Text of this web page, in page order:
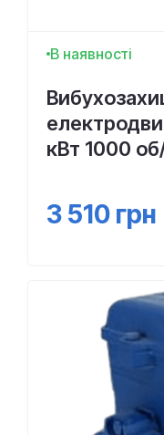
В наявності
кВт 1000
3 510 грн